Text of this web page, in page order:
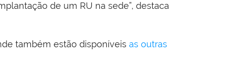
de um RU na sede”, destaca
também estão disponíveis as outras